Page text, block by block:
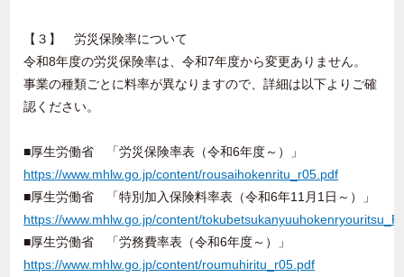
【３】 労災保険率について
令和8年度の労災保険率は、令和7年度から変更ありません。
事業の種類ごとに料率が異なりますので、詳細は以下よりご確
認ください。
■厚生労働省 「労災保険率表（令和6年度～）」
https://www.mhlw.go.jp/content/rousaihokenritu_r05.pdf
■厚生労働省 「特別加入保険料率表（令和6年11月1日～）」
https://www.mhlw.go.jp/content/
■厚生労働省 「労務費率表（令和6年度～）」
https://www.mhlw.go.jp/content/roumuhiritu_r05.pdf